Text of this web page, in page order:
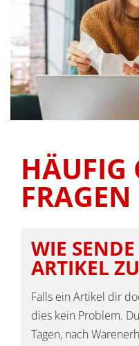
HÄUFIG
FRAGEN
WIE
ARTIKEL
Falls ein Artikel dir
dies kein Problem.
Tagen, nach